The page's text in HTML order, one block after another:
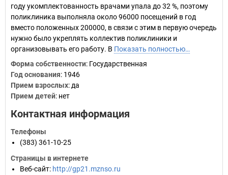
году укомплектованность врачами упала до 32 %, поэтому
поликлиника выполняла около 96000 посещений в год
вместо положенных 200000, в связи с этим в первую очередь
нужно было укреплять коллектив поликлиники и
организовывать его работу. В Показать полностью…
Форма собственности: Государственная
Год основания: 1946
Прием взрослых: да
Прием детей: нет
Контактная информация
Телефоны
(383) 361-10-25
Страницы в интернете
Веб-сайт: http://gp21.mznso.ru